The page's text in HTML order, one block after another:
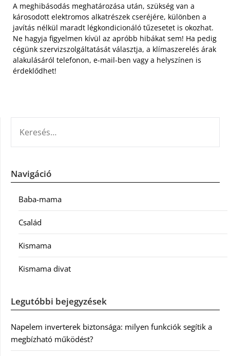
A meghibásodás meghatározása után, szükség van a
károsodott elektromos alkatrészek cseréjére, különben a
javítás nélkül maradt légkondicionáló tűzesetet is okozhat.
Ne hagyja figyelmen kívül az apróbb hibákat sem! Ha pedig
cégünk szervizszolgáltatását választja, a klímaszerelés árak
alakulásáról telefonon, e-mail-ben vagy a helyszínen is
érdeklődhet!
Navigáció
Baba-mama
Család
Kismama
Kismama divat
Legutóbbi bejegyzések
Napelem inverterek biztonsága: milyen funkciók segítik a
megbízható működést?